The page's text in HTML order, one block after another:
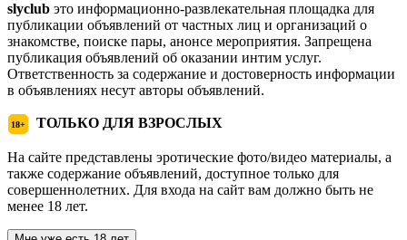
slyclub это информационно-развлекательная площадка для
публикации объявлений от частных лиц и организаций о
знакомстве, поиске пары, анонсе мероприятия. Запрещена
публикация объявлений об оказании интим услуг.
Ответственность за содержание и достоверность информации
в объявлениях несут авторы объявлений.
18+ ТОЛЬКО ДЛЯ ВЗРОСЛЫХ
На сайте представлены эротические фото/видео материалы, а
также содержание объявлений, доступное только для
совершеннолетних. Для входа на сайт вам должно быть не
менее 18 лет.